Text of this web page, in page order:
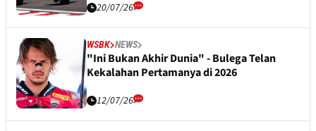
20/07/26
WSBK NEWS
"Ini Bukan Akhir Dunia" - Bulega Telan
Kekalahan Pertamanya di 2026
12/07/26